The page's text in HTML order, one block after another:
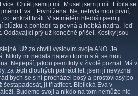
Chtěl jsem ji mít. Musel jsem ji mít. Líbila se
Eva... První žena. Ne, nebyla mou první,
tenkrát hráli. V setmělém hledišti jsem ji
a pohladil ta pevná a hebká ňadra. Teď
prý už konečně přišel. Kostky jsou
Už za chvíli vyslovím svoje ANO. Je
Nikdy mi nedala najevo touhu stát se mou
Nejlepší, jakou jsem kdy v životě poznal. Má v
za těch dlouhých patnáct let, jsem jí nevyznal
bych se s ní procházel bosý a prostovlasý po
jí třiatřicet. Biblická Eva v
Budeme svoji a nikdo na tom nemůže nic